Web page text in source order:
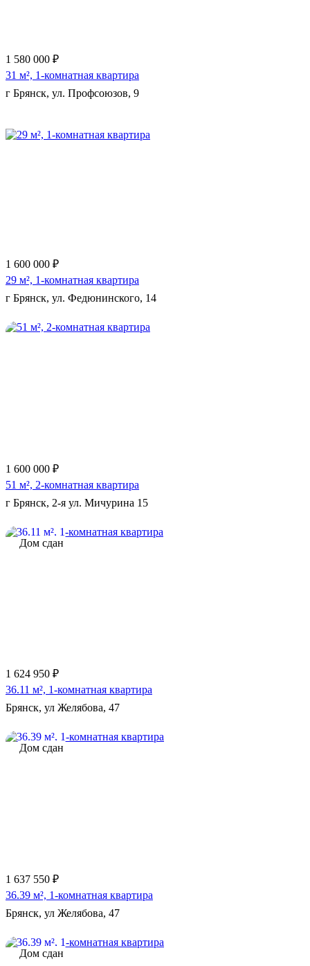
1 580 000 ₽
31 м², 1-комнатная квартира
г Брянск, ул. Профсоюзов, 9
1 600 000 ₽
29 м², 1-комнатная квартира
г Брянск, ул. Федюнинского, 14
1 600 000 ₽
51 м², 2-комнатная квартира
г Брянск, 2-я ул. Мичурина 15
Дом сдан
1 624 950 ₽
36.11 м², 1-комнатная квартира
Брянск, ул Желябова, 47
Дом сдан
1 637 550 ₽
36.39 м², 1-комнатная квартира
Брянск, ул Желябова, 47
Дом сдан